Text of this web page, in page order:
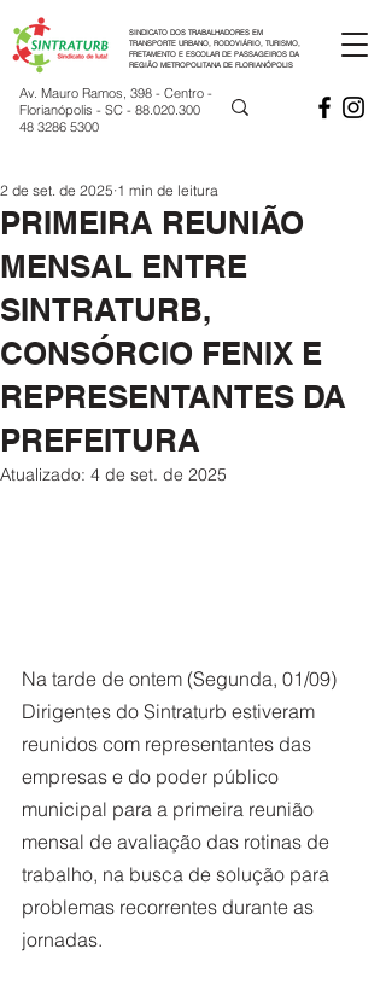
SINDICATO DOS TRABALHADORES EM
TRANSPORTE URBANO, RODOVIÁRIO, TURISMO,
FRETAMENTO E ESCOLAR DE PASSAGEIROS DA
REGIÃO METROPOLITANA DE FLORIANÓPOLIS
Av. Mauro Ramos, 398 - Centro -
Florianópolis - SC - 88.020.300
48 3286 5300
PRIMEIRA REUNIÃO
MENSAL ENTRE
SINTRATURB,
CONSÓRCIO FENIX E
REPRESENTANTES DA
PREFEITURA
2 de set. de 2025 1 min de leitura
Atualizado: 4 de set. de 2025
Na tarde de ontem (Segunda, 01/09)
Dirigentes do Sintraturb estiveram
reunidos com representantes das
empresas e do poder público
municipal para a primeira reunião
mensal de avaliação das rotinas de
trabalho, na busca de solução para
problemas recorrentes durante as
jornadas.